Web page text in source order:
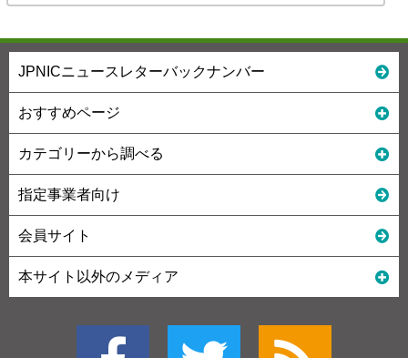
JPNICニュースレターバックナンバー
おすすめページ
カテゴリーから調べる
指定事業者向け
会員サイト
本サイト以外のメディア